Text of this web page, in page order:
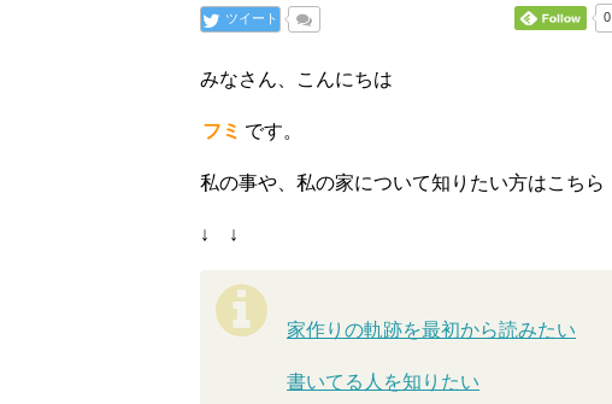
ツイート 0
みなさん、こんにちは
フミ です。
私の事や、私の家について知りたい方はこちら
↓ ↓
家作りの軌跡を最初から読みたい
書いてる人を知りたい